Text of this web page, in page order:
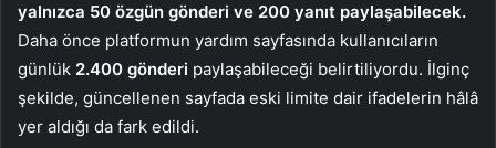
yalnızca 50 özgün gönderi ve 200 yanıt paylaşabilecek.
Daha önce platformun yardım sayfasında kullanıcıların
günlük 2.400 gönderi paylaşabileceği belirtiliyordu. İlginç
şekilde, güncellenen sayfada eski limite dair ifadelerin hâlâ
yer aldığı da fark edildi.